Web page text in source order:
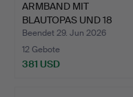
ARMBAND MIT
BLAUTOPAS UND 18
KARAT GOLD.
Beendet 29. Jun 2026
12 Gebote
381 USD